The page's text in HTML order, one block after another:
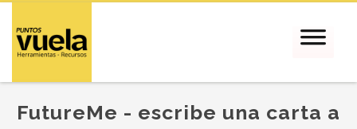
FutureMe - escribe una carta a